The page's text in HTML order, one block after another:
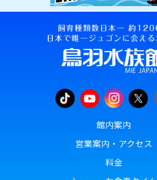
館内案内
営業案内・アクセス
料金